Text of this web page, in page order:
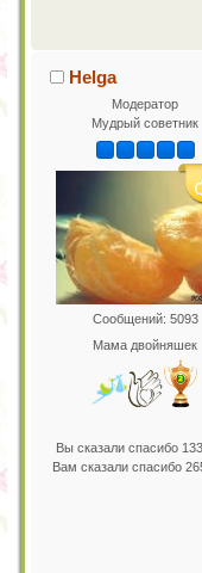
Helga
Модератор
Мудрый советник
Сообщений: 5093
Мама двойняшек
Вы сказали спасибо
Вам сказали спасибо